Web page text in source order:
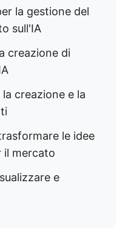
la gestione del
sull'IA
creazione di
creazione e la
le idee
mercato
e